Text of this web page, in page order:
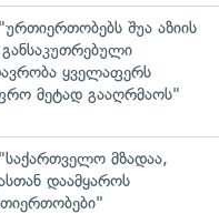
შუა აზიის
განსაკუთრებული
ყველაფერს
მეტად გააღრმაოს"
მზადაა,
დაამყაროს